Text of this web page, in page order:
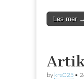
Les mer →
by kre025 •